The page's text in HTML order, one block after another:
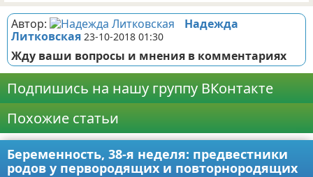
Автор:
Надежда
Литковская 23-10-2018 01:30
Жду ваши вопросы и мнения в комментариях
Подпишись на нашу группу ВКонтакте
Похожие статьи
Беременность, 38-я неделя: предвестники
родов у первородящих и повторнородящих